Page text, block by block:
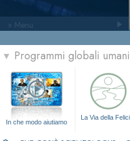
» Menu
▼ Programmi globali
In che modo aiutiamo
La Via della